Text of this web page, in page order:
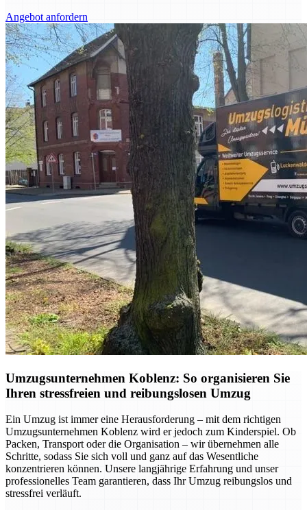
Angebot anfordern
Umzugsunternehmen Koblenz: So organisieren Sie
Ihren stressfreien und reibungslosen Umzug
Ein Umzug ist immer eine Herausforderung – mit dem richtigen
Umzugsunternehmen Koblenz wird er jedoch zum Kinderspiel. Ob
Packen, Transport oder die Organisation – wir übernehmen alle
Schritte, sodass Sie sich voll und ganz auf das Wesentliche
konzentrieren können. Unsere langjährige Erfahrung und unser
professionelles Team garantieren, dass Ihr Umzug reibungslos und
stressfrei verläuft.